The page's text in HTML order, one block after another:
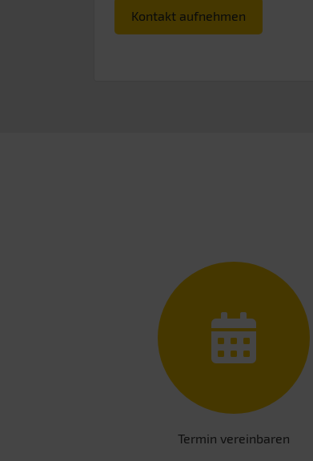
Kontakt aufnehmen
Termin vereinbaren